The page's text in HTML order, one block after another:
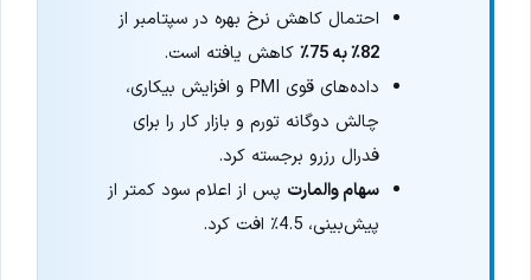
احتمال کاهش نرخ بهره در سپتامبر از
82٪ به 75٪
کاهش یافته است.
داده‌های قوی PMI و افزایش بیکاری،
چالش دوگانه تورم و بازار کار را برای
فدرال رزرو برجسته کرد.
سهام والمارت پس از اعلام سود کمتر از
پیش‌بینی، 4.5٪ افت کرد.